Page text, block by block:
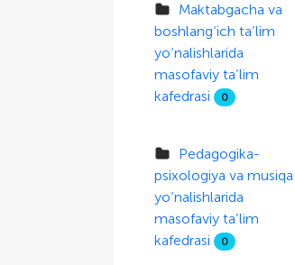
Maktabgacha va
boshlang‘ich ta’lim
yo‘nalishlarida
masofaviy ta’lim
kafedrasi
0
Pedagogika-
psixologiya va musiqa
yo‘nalishlarida
masofaviy ta’lim
kafedrasi
0